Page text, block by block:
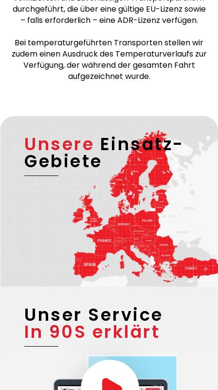
durchgeführt, die über eine gültige EU-Lizenz sowie
– falls erforderlich – eine ADR-Lizenz verfügen.
Bei temperaturgeführten Transporten stellen wir
zudem einen Ausdruck des Temperaturverlaufs zur
Verfügung, der während der gesamten Fahrt
aufgezeichnet wurde.
Unsere Einsatz-
Gebiete
Unser Service
In 90S erklärt